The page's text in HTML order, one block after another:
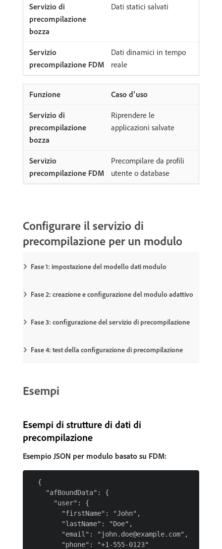
Dati statici salvati
Dati dinamici in tempo
reale
Caso d’uso
Riprendere le
applicazioni salvate
Precompilare da profili
utente o database
Configurare il servizio di
precompilazione per un modulo
Fase 1: impostazione del modello dati modulo
Fase 2: creazione e configurazione del modulo adattivo
Fase 3: configurazione del servizio di precompilazione
Fase 4: test della configurazione di precompilazione
Esempi
Esempi di strutture di dati di
precompilazione
Esempio JSON per modulo basato su FDM:
  {
    "afBoundData": {
      "user": {
        "firstName": "John",
        "lastName": "Doe",
        "email": "john.doe@example.com",
        "phone": "+1-555-0123"